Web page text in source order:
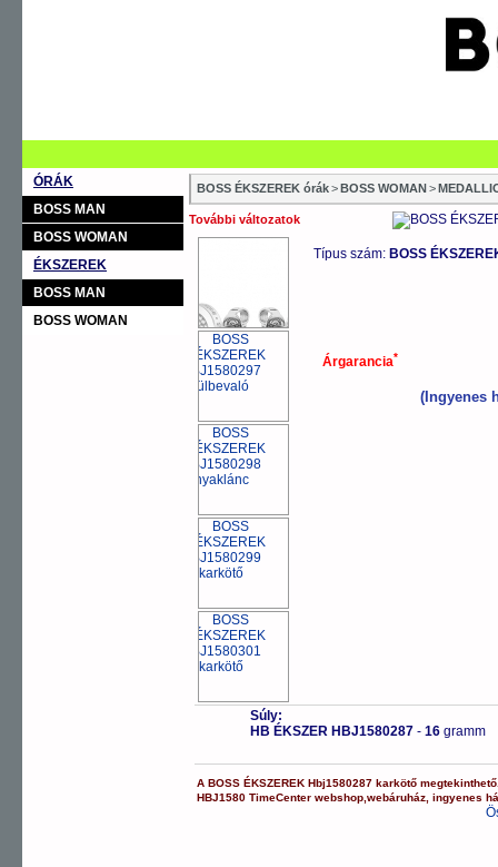
ÓRÁK
BOSS MAN
BOSS WOMAN
ÉKSZEREK
BOSS MAN
BOSS WOMAN
BOSS ÉKSZEREK órák>BOSS WOMAN>
További változatok
Típus szám: BOSS
Árgarancia*
(Ingyenes
Súly:
HB ÉKSZER HBJ1580287 - 16 gramm
ABOSS ÉKSZEREK Hbj1580287 karkötő
HBJ1580 TimeCenter webshop ,webáruház ,ingyenes